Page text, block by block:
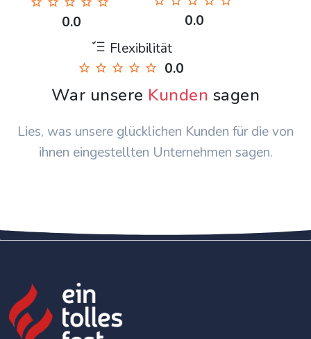
0.0
0.0
Flexibilität
0.0
War unsere Kunden sagen
Lies, was unsere glücklichen Kunden für die von
ihnen eingestellten Unternehmen sagen.